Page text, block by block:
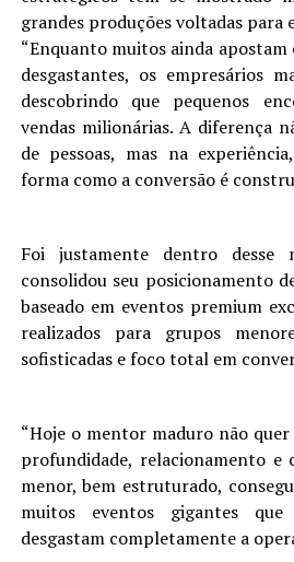
grandes produções voltadas para
“Enquanto muitos ainda
desgastantes, os empresários
descobrindo que pequenos
vendas milionárias. A diferença
de pessoas, mas na
forma como a conversão é
Foi justamente dentro desse
consolidou seu posicionamento
baseado em eventos premium
realizados para grupos
sofisticadas e foco total em
“Hoje o mentor maduro não
profundidade, relacionamento e
menor, bem estruturado,
muitos eventos gigantes
desgastam completamente a